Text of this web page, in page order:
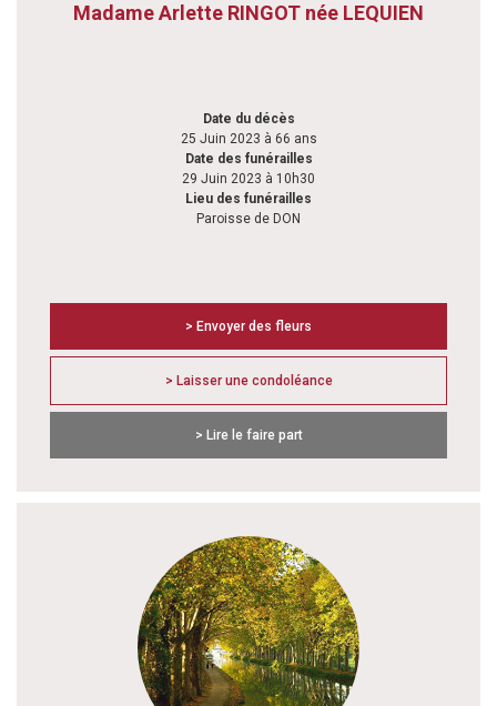
Madame Arlette RINGOT née LEQUIEN
Date du décès
25 Juin 2023 à 66 ans
Date des funérailles
29 Juin 2023 à 10h30
Lieu des funérailles
Paroisse de DON
> Envoyer des fleurs
> Laisser une condoléance
> Lire le faire part